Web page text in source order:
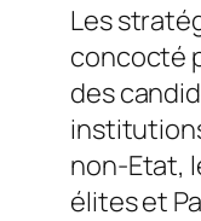
Les
concocté
des
non-Etat,
élites et